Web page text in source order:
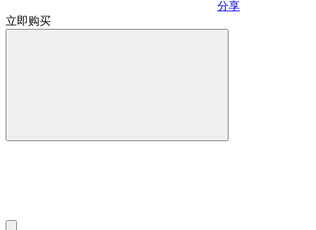
分享
立即购买